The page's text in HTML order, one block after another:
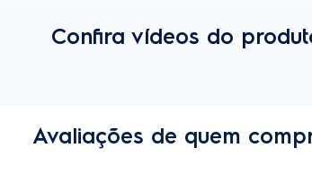
Confira vídeos do
Avaliações de quem